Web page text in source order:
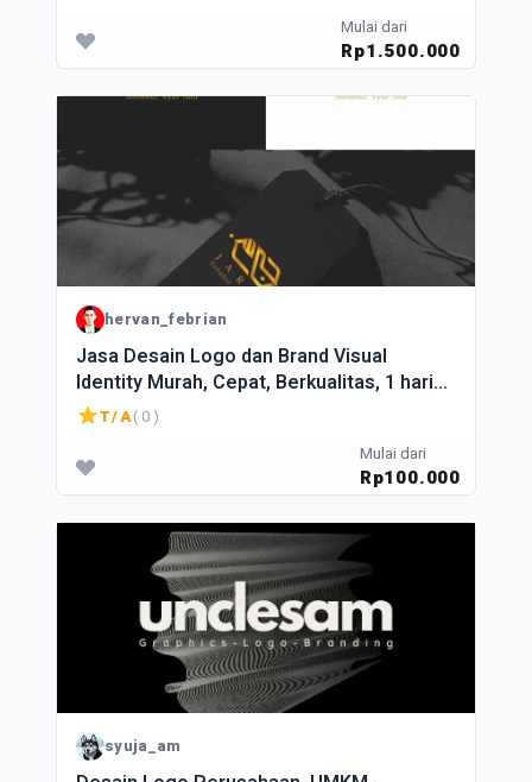
Mulai dari
Rp1.500.000
hervan_febrian
Jasa Desain Logo dan Brand Visual
Identity Murah, Cepat, Berkualitas, 1 hari
jadiT/A( 0 )
Mulai dari
Rp100.000
syuja_am